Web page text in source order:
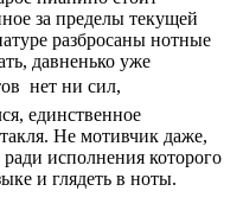
за пределы текущей
разбросаны нотные
давненько уже
 нет ни сил,
единственное
Не мотивчик даже,
исполнения которого
и глядеть в ноты.